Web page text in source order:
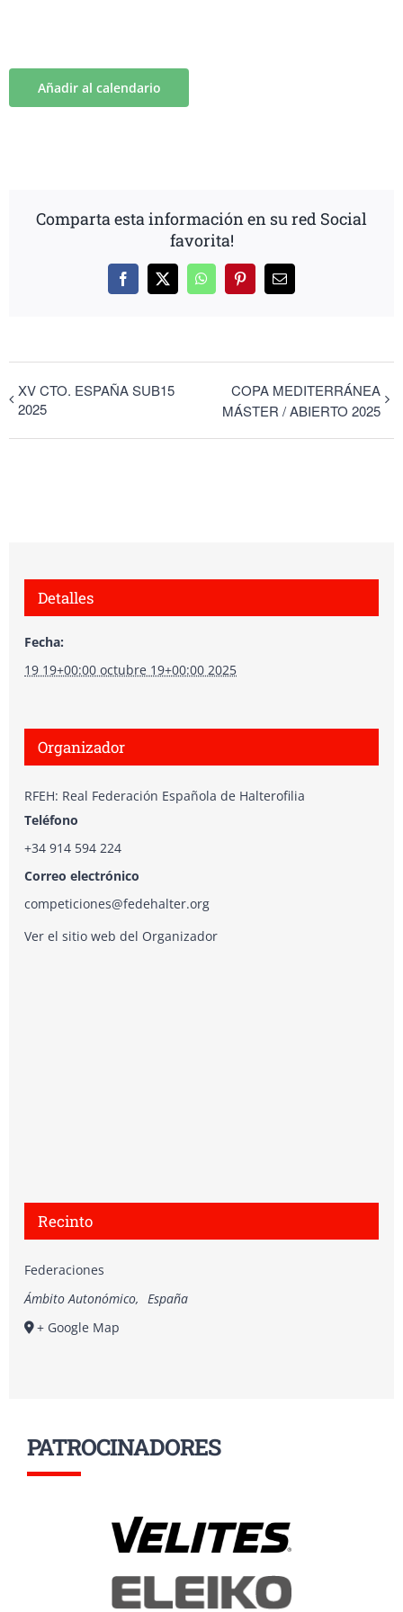
Añadir al calendario
Comparta esta información en su red Social
favorita!
Facebook
X WhatsAppPinterestCorreo
XV CTO. ESPAÑA SUB15
2025
COPA MEDITERRÁNEA
MÁSTER / ABIERTO 2025
Detalles
Fecha:
19 19+00:00 octubre 19+00:00 2025
Organizador
RFEH: Real Federación Española de Halterofilia
Teléfono
+34 914 594 224
Correo electrónico
competiciones@fedehalter.org
Ver el sitio web del Organizador
Recinto
Federaciones
Ámbito Autonómico, España
+ Google Map
PATROCINADORES